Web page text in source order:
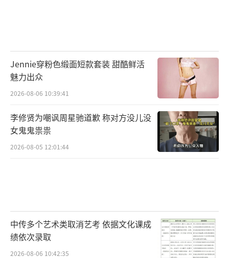
Jennie穿粉色缎面短款套装 甜酷鲜活
魅力出众
2026-08-06 10:39:41
李修贤为嘲讽周星驰道歉 称对方没儿没
女鬼鬼祟祟
2026-08-05 12:01:44
中传多个艺术类取消艺考 依据文化课成
绩依次录取
2026-08-06 10:42:35